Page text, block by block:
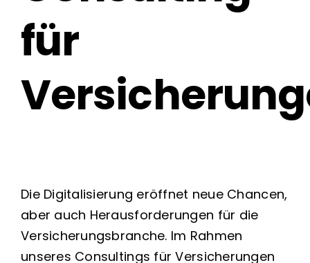
Über uns
für
Die Digitalisierung eröffnet neue Chancen,
aber auch Herausforderungen für die
Versicherungsbranche. Im Rahmen
unseres Consultings für Versicherungen